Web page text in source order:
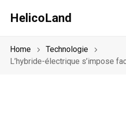
HelicoLand
Home
Technologie
L’hybride-électrique s’impose